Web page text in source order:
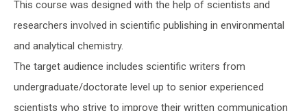
This course was designed with the help of scientists and
researchers involved in scientific publishing in environmental
and analytical chemistry.
The target audience includes scientific writers from
undergraduate/doctorate level up to senior experienced
scientists who strive to improve their written communication